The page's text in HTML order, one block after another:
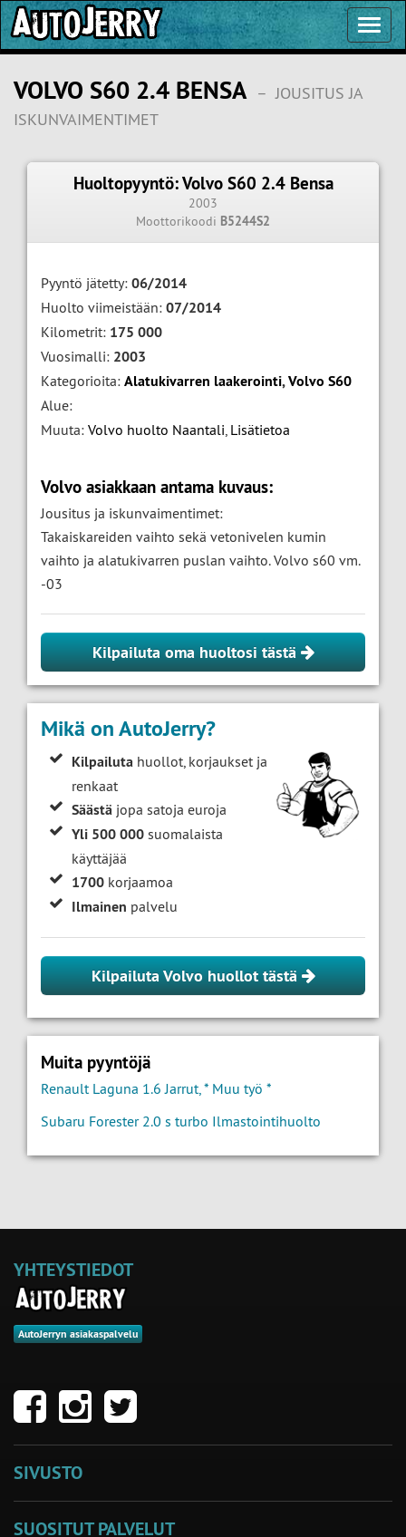
VOLVO S60 2.4 BENSA – JOUSITUS JA
ISKUNVAIMENTIMET
Huoltopyyntö: Volvo S60 2.4 Bensa
2003
Moottorikoodi B5244S2
Pyyntö jätetty: 06/2014
Huolto viimeistään: 07/2014
Kilometrit: 175 000
Vuosimalli: 2003
Kategorioita: Alatukivarren laakerointi,Volvo S60
Alue:
Muuta: Volvo huolto Naantali, Lisätietoa
Volvo asiakkaan antama kuvaus:
Jousitus ja iskunvaimentimet:
Takaiskareiden vaihto sekä vetonivelen kumin
vaihto ja alatukivarren puslan vaihto. Volvo s60 vm.
-03
Kilpailuta oma huoltosi tästä
Mikä on AutoJerry?
Kilpailuta huollot, korjaukset ja
renkaat
Säästä jopa satoja euroja
Yli 500 000 suomalaista
käyttäjää
1700 korjaamoa
Ilmainen palvelu
Kilpailuta Volvo huollot tästä
Muita pyyntöjä
Renault Laguna 1.6 Jarrut, * Muu työ *
Subaru Forester 2.0 s turbo Ilmastointihuolto
YHTEYSTIEDOT
AutoJerryn asiakaspalvelu
SIVUSTO
SUOSITUT PALVELUT